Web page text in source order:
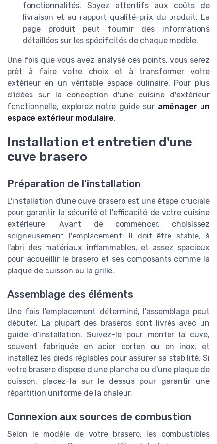
fonctionnalités. Soyez attentifs aux coûts de
livraison et au rapport qualité-prix du produit. La
page produit peut fournir des informations
détaillées sur les spécificités de chaque modèle.
Une fois que vous avez analysé ces points, vous serez
prêt à faire votre choix et à transformer votre
extérieur en un véritable espace culinaire. Pour plus
d'idées sur la conception d'une cuisine d'extérieur
fonctionnelle, explorez notre guide sur aménager un
espace extérieur modulaire.
Installation et entretien d'une
cuve brasero
Préparation de l'installation
L'installation d'une cuve brasero est une étape cruciale
pour garantir la sécurité et l'efficacité de votre cuisine
extérieure. Avant de commencer, choisissez
soigneusement l'emplacement. Il doit être stable, à
l'abri des matériaux inflammables, et assez spacieux
pour accueillir le brasero et ses composants comme la
plaque de cuisson ou la grille.
Assemblage des éléments
Une fois l'emplacement déterminé, l'assemblage peut
débuter. La plupart des braseros sont livrés avec un
guide d'installation. Suivez-le pour monter la cuve,
souvent fabriquée en acier corten ou en inox, et
installez les pieds réglables pour assurer sa stabilité. Si
votre brasero dispose d'une plancha ou d'une plaque de
cuisson, placez-la sur le dessus pour garantir une
répartition uniforme de la chaleur.
Connexion aux sources de combustion
Selon le modèle de votre brasero, les combustibles